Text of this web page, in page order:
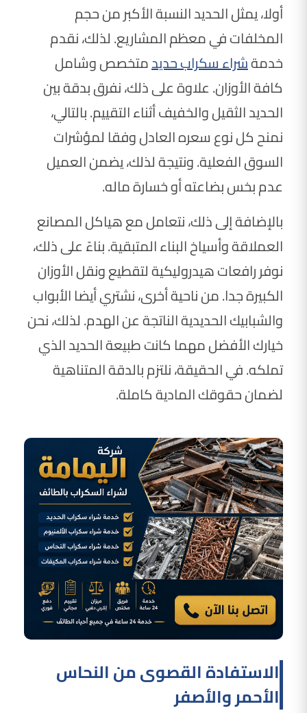
أولا، يمثل الحديد النسبة الأكبر من حجم
المخلفات في معظم المشاريع. لذلك، نقدم
خدمةشراء سكراب حديدمتخصص وشامل
كافة الأوزان. علاوة على ذلك، نفرق بدقة بين
الحديد الثقيل والخفيف أثناء التقييم. بالتالي،
نمنح كل نوع سعره العادل وفقا لمؤشرات
السوق الفعلية. ونتيجة لذلك، يضمن العميل
عدم بخس بضاعته أو خسارة ماله.
بالإضافة إلى ذلك، نتعامل مع هياكل المصانع
العملاقة وأسياخ البناء المتبقية. بناءً على ذلك،
نوفر رافعات هيدروليكية لتقطيع ونقل الأوزان
الكبيرة جدا. من ناحية أخرى، نشتري أيضا الأبواب
والشبابيك الحديدية الناتجة عن الهدم. لذلك، نحن
خيارك الأفضل مهما كانت طبيعة الحديد الذي
تملكه. في الحقيقة، نلتزم بالدقة المتناهية
لضمان حقوقك المادية كاملة.
الاستفادة القصوى من النحاس
الأحمر والأصفر